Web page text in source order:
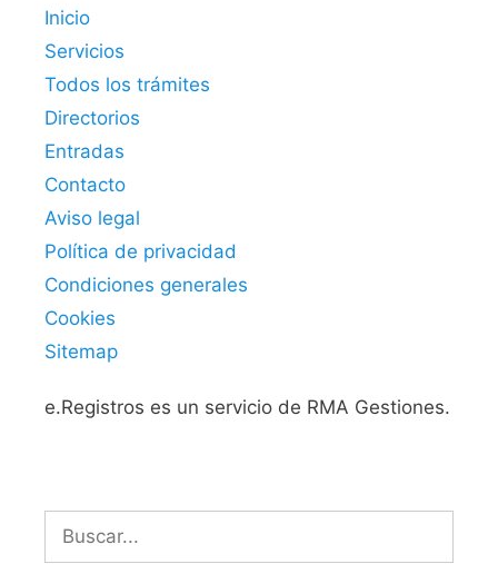
Inicio
Servicios
Todos los trámites
Directorios
Entradas
Contacto
Aviso legal
Política de privacidad
Condiciones generales
Cookies
Sitemap
e.Registros es un servicio de RMA Gestiones.
Buscar: